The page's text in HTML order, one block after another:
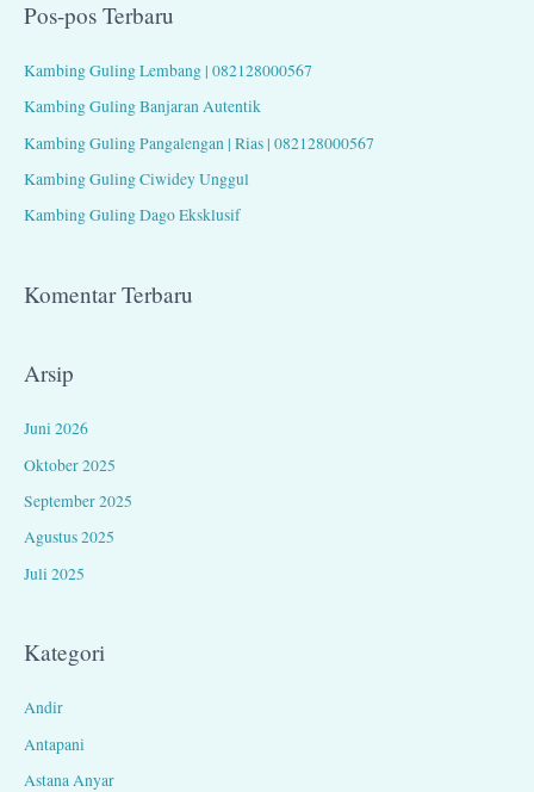
i
u
k
:
Pos-pos Terbaru
Kambing Guling Lembang | 082128000567
Kambing Guling Banjaran Autentik
Kambing Guling Pangalengan | Rias | 082128000567
Kambing Guling Ciwidey Unggul
Kambing Guling Dago Eksklusif
Komentar Terbaru
Arsip
Juni 2026
Oktober 2025
September 2025
Agustus 2025
Juli 2025
Kategori
Andir
Antapani
Astana Anyar